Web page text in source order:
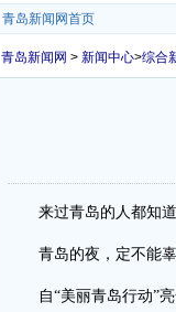
青岛新闻网首页
青岛新闻网 > 新闻中心>综合
来过青岛的人都知道
青岛的夜，定不能辜
自“美丽青岛行动”